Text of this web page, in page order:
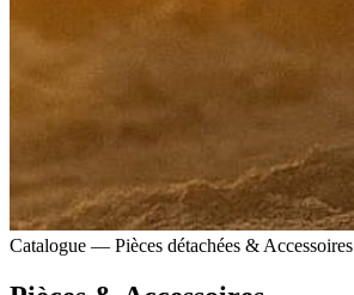
Catalogue — Pièces détachées & Accessoires